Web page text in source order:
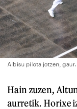
Albisu pilota jotzen, gaur.
Hain zuzen,
aurretik. Horixe